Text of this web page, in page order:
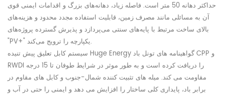
حداکثر دهانه 50 متر است. فاصله زیاد، دهانه‌های بزرگ و اقدامات ایمنی قوی
آن به مسائلی مانند مصرف زمین، قابلیت استفاده مجدد محدود و هزینه‌های
بالای ساخت مرتبط با پایه‌های سنتی می‌پردازد و پذیرش گسترده پروژه‌های
"PV+" یکپارچه را ترویج می‌کند.
سیستم کابل تعلیق پیش تنیده Huge Energy گواهینامه های تونل باد CPP و
RWDI را دریافت کرده است و به طور موثر در شرایط طوفان تا 15 درجه
مقاومت می کند. میله های تثبیت کننده شمال-جنوب و کابل های مقاوم در
برابر باد، پایداری کلی ساختار را افزایش می دهد و ایمنی را حتی در آب و